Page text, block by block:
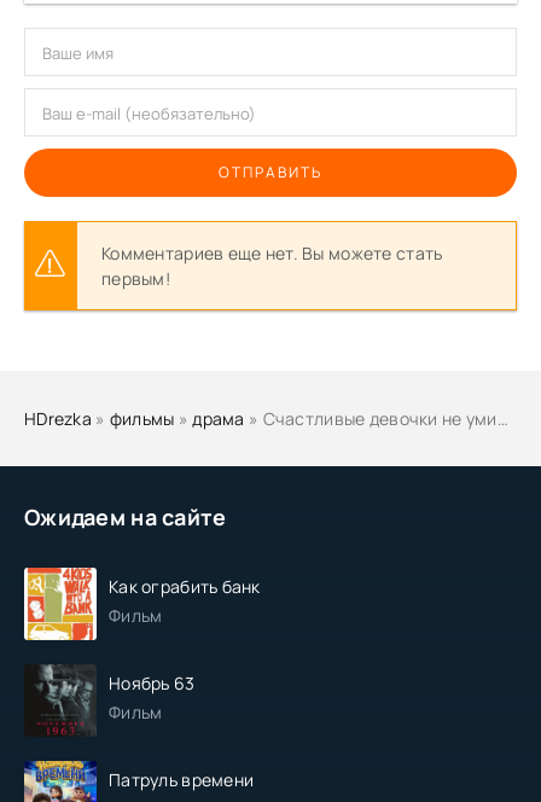
Ожидаем на сайте
Как ограбить банк
Фильм
Ноябрь 63
Фильм
Патруль времени
ОТПРАВИТЬ
Комментариев еще нет. Вы можете стать
первым!
HDrezka » фильмы » драма » Счастливые девочки не умирают